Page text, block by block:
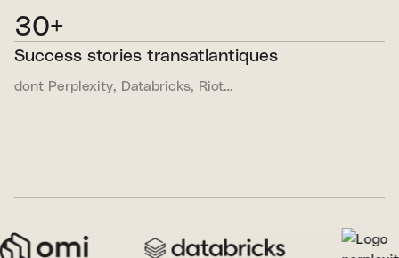
30+
Success stories transatlantiques
dont Perplexity, Databricks, Riot…